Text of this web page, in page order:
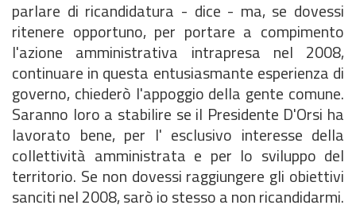
parlare di ricandidatura - dice - ma, se dovessi
ritenere opportuno, per portare a compimento
l'azione amministrativa intrapresa nel 2008,
continuare in questa entusiasmante esperienza di
governo, chiederò l'appoggio della gente comune.
Saranno loro a stabilire se il Presidente D'Orsi ha
lavorato bene, per l' esclusivo interesse della
collettività amministrata e per lo sviluppo del
territorio. Se non dovessi raggiungere gli obiettivi
sanciti nel 2008, sarò io stesso a non ricandidarmi.